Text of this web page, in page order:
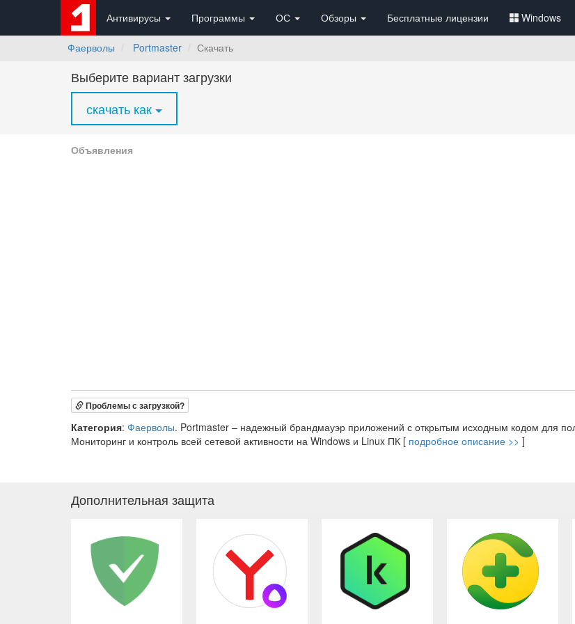
Антивирусы Программы ОС Обзоры Бесплатные лицензии Windows
Фаерволы Portmaster Скачать
Выберите вариант загрузки
скачать как
Объявления
Проблемы с загрузкой?
Категория: Фаерволы. Portmaster – надежный брандмауэр приложений с открытым исходным кодом для
Мониторинг и контроль всей сетевой активности на Windows и Linux ПК [ подробное описание >> ]
Дополнительная защита